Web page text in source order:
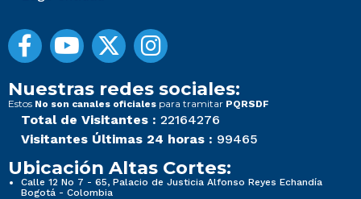
Nuestras redes sociales:
Estos No son canales oficiales para tramitar PQRSDF
Total de Visitantes : 22164276
Visitantes Últimas 24 horas : 99465
Ubicación Altas Cortes:
Calle 12 No 7 - 65, Palacio de Justicia Alfonso Reyes Echandía
Bogotá - Colombia